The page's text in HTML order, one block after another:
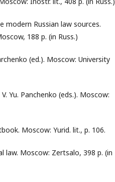
modern Russian law sources.
188 p. (in Russ.)
(ed.). Moscow: University
Yu. Panchenko (eds.). Moscow:
Moscow: Yurid. lit., p. 106.
law. Moscow: Zertsalo, 398 p. (in